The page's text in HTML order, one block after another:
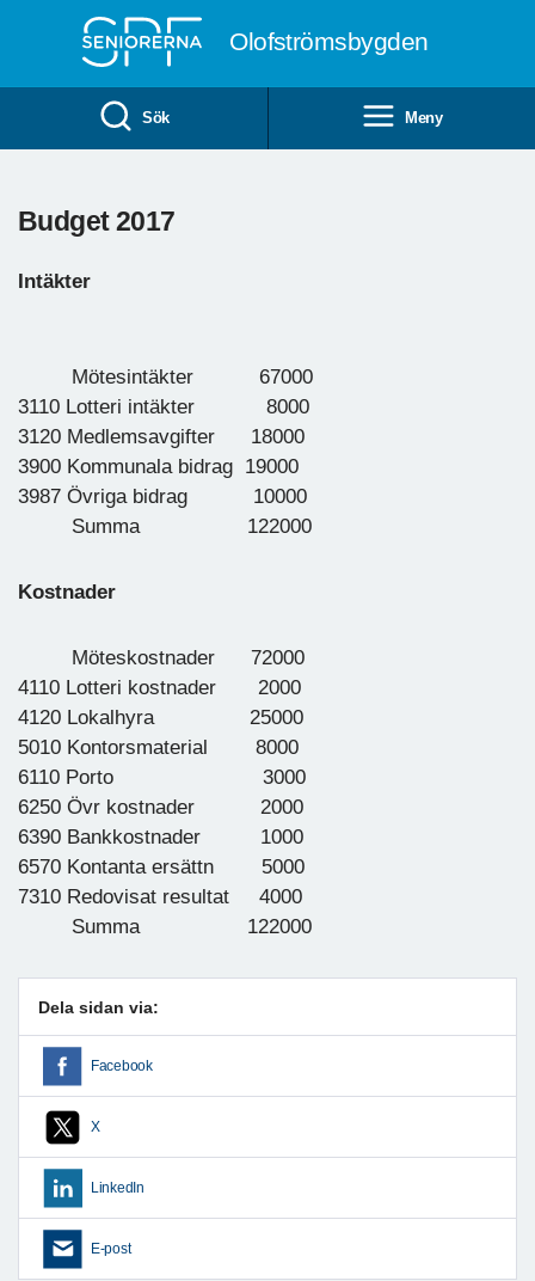
Olofströmsbygden
Sök Meny
Budget 2017
Intäkter
Mötesintäkter 67000
3110 Lotteri intäkter 8000
3120 Medlemsavgifter 18000
3900 Kommunala bidrag 19000
3987 Övriga bidrag 10000
Summa 122000
Kostnader
Möteskostnader 72000
4110 Lotteri kostnader 2000
4120 Lokalhyra 25000
5010 Kontorsmaterial 8000
6110 Porto 3000
6250 Övr kostnader 2000
6390 Bankkostnader 1000
6570 Kontanta ersättn 5000
7310 Redovisat resultat 4000
Summa 122000
Dela sidan via:
Facebook
X
LinkedIn
E-post